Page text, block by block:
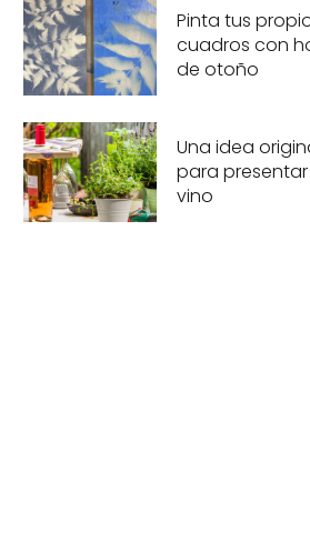
Pinta tus
cuadros con
de otoño
Una idea
para presentar
vino